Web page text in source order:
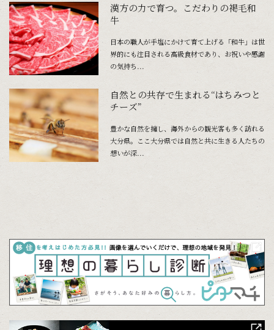
漢方の力で育つ。こだわりの褐毛和
牛
日本の職人が手塩にかけて育て上げる「和牛」は世
界的にも注目される高級食材であり、お祝いや感謝
の気持ち...
自然との共存で生まれる“はちみつと
チーズ”
豊かな自然を擁し、海外からの観光客も多く訪れる
大分県。ここ大分県では自然と共に生きる人たちの
想いが深...